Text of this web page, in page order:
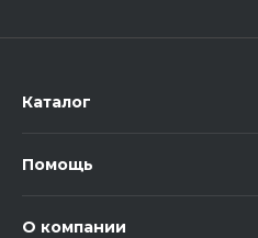
Каталог
Помощь
О компании